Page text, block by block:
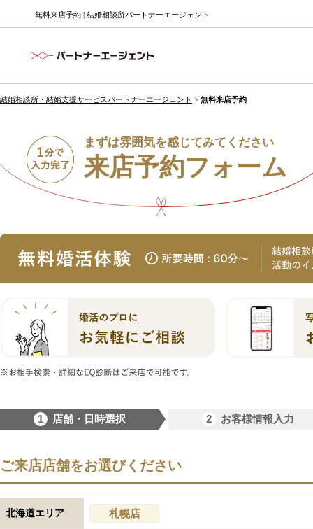
無料来店予約 | 結婚相談所パートナーエージェント
結婚相談所・結婚支援サービスパートナーエージェント > 無料来店予約
まずは雰囲気を感じてみてください
来店予約フォーム
1 店舗・日時選択 2 お客様情報入力
ご来店店舗をお選びください
北海道エリア 札幌店